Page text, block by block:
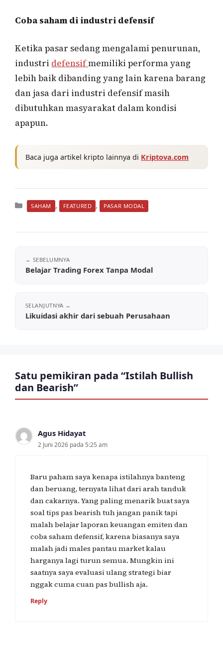
Coba saham di industri defensif
Ketika pasar sedang mengalami penurunan,
industri defensifmemiliki performa yang
lebih baik dibanding yang lain karena barang
dan jasa dari industri defensif masih
dibutuhkan masyarakat dalam kondisi
apapun.
Baca juga artikel kripto lainnya di Kriptova.com
Kategori
SAHAM , FEATURED , PASAR MODAL
Belajar Trading Forex Tanpa Modal
Likuidasi akhir dari sebuah Perusahaan
Satu pemikiran pada “Istilah Bullish
dan Bearish”
Agus Hidayat
2 Juni 2026 pada 5:25 am
Baru paham saya kenapa istilahnya banteng
dan beruang, ternyata lihat dari arah tanduk
dan cakarnya. Yang paling menarik buat saya
soal tips pas bearish tuh jangan panik tapi
malah belajar laporan keuangan emiten dan
coba saham defensif, karena biasanya saya
malah jadi males pantau market kalau
harganya lagi turun semua. Mungkin ini
saatnya saya evaluasi ulang strategi biar
nggak cuma cuan pas bullish aja.
Reply